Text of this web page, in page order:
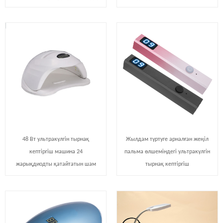
48 Вт ультракүлгін тырнақ
кептіргіш машина 24
жарықдиодты қатайтатын шам
Жылдам түртуге арналған жеңіл
пальма өлшеміндегі ультракүлгін
тырнақ кептіргіш